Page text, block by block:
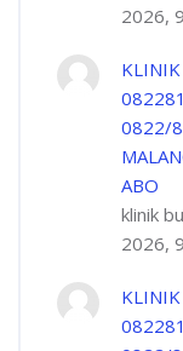
2026,
0822/
ABO
klinik
2026,